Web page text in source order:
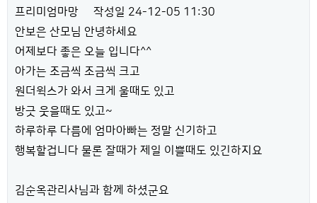
프리미엄마망 작성일 24-12-05 11:30
안보은 산모님 안녕하세요
어제보다 좋은 오늘 입니다^^
아가는 조금씩 조금씩 크고
원더윅스가 와서 크게 울때도 있고
방긋 웃을때도 있고~
하루하루 다름에 엄마아빠는 정말 신기하고
행복할겁니다 물론 잘때가 제일 이쁠때도 있긴하지요
김순옥관리사님과 함께 하셨군요